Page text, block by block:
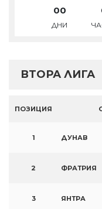
00
ДНИ
ВТОРА ЛИГА
ПОЗИЦИЯ
1 ДУНАВ
2 ФРАТРИЯ
3 ЯНТРА